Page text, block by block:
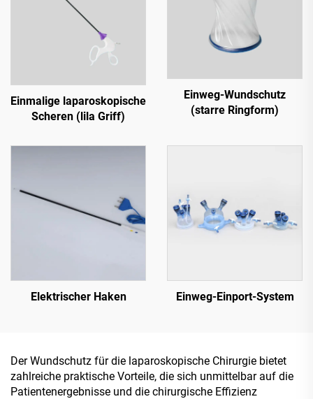
Einmalige laparoskopische
Scheren (lila Griff)
Einweg-Wundschutz
(starre Ringform)
Elektrischer Haken Einweg-Einport-System
Der Wundschutz für die laparoskopische Chirurgie bietet
zahlreiche praktische Vorteile, die sich unmittelbar auf die
Patientenergebnisse und die chirurgische Effizienz